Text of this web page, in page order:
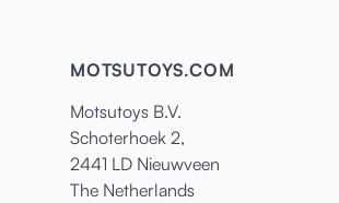
MOTSUTOYS.COM
Motsutoys B.V.
Schoterhoek 2,
2441 LD Nieuwveen
The Netherlands